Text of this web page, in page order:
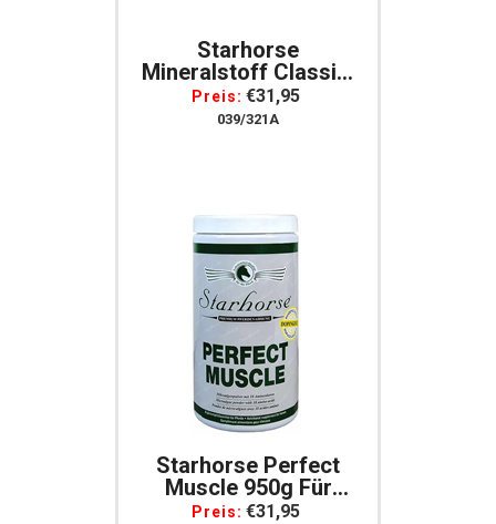
Starhorse
Mineralstoff Classic,
3150 G Für Pferde
Preis: €31,95
039/321A
Starhorse Perfect
Muscle 950g Für
Pferde
Preis: €31,95